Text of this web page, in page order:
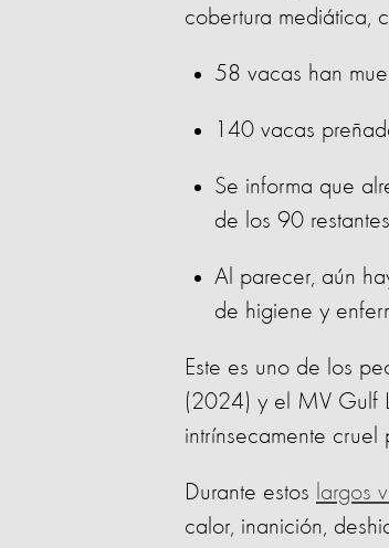
cobertura mediática,
58 vacas han
140 vacas
Se informa que
de los 90
Al parecer, aún
de higiene y
Este es uno de los
(2024) y el MV Gulf
intrínsecamente
Durante estos largos
calor, inanición,